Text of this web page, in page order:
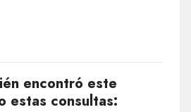
encontró este
estas consultas: